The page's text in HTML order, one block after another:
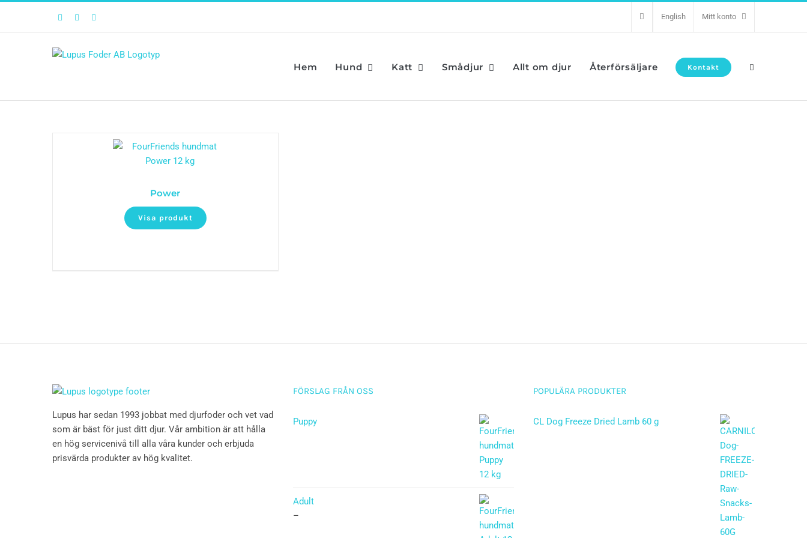
Facebook
Twitter English Mitt konto
Hem Hund Katt Smådjur Allt om djur Återförsäljare Kontakt
Power
Visa produkt
Lupus har sedan 1993 jobbat med djurfoder och vet vad
som är bäst för just ditt djur. Vår ambition är att hålla
en hög servicenivå till alla våra kunder och erbjuda
prisvärda produkter av hög kvalitet.
FÖRSLAG FRÅN OSS
Puppy
Adult
–
POPULÄRA PRODUKTER
CL Dog Freeze Dried Lamb 60 g